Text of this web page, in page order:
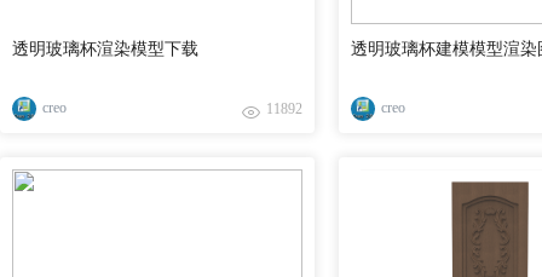
透明玻璃杯渲染模型下载
creo 11892
透明玻璃杯建模模型渲染
creo